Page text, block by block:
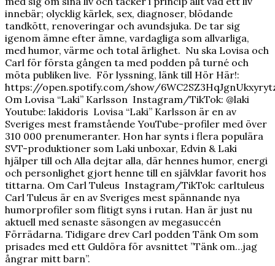
innebär; olycklig kärlek, sex, diagnoser, blödande
tandkött, renoveringar och avundsjuka. De tar sig
igenom ämne efter ämne, vardagliga som allvarliga,
med humor, värme och total ärlighet. Nu ska Lovisa och
Carl för första gången ta med podden på turné och
möta publiken live. För lyssning, länk till Hör Här!:
https://open.spotify.com/show/
Om Lovisa “Laki” Karlsson Instagram/TikTok: @laki
Youtube: lakidoris Lovisa “Laki” Karlsson är en av
Sveriges mest framstående YouTube-profiler med över
310 000 prenumeranter. Hon har synts i flera populära
SVT-produktioner som Laki unboxar, Edvin & Laki
hjälper till och Alla dejtar alla, där hennes humor, energi
och personlighet gjort henne till en självklar favorit hos
tittarna. Om Carl Tuleus Instagram/TikTok: carltuleus
Carl Tuleus är en av Sveriges mest spännande nya
humorprofiler som flitigt syns i rutan. Han är just nu
aktuell med senaste säsongen av megasuccén
Förrädarna. Tidigare drev Carl podden Tänk Om som
prisades med ett Guldöra för avsnittet ”Tänk om…jag
ångrar mitt barn”.